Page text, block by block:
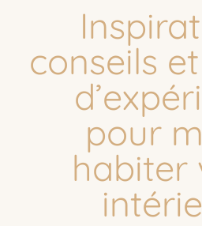
conseils
pour
habiter